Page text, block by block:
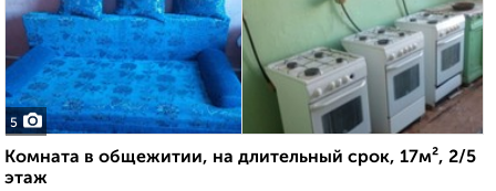
5
Комната в общежитии, на длительный срок, 17м², 2/5
этаж